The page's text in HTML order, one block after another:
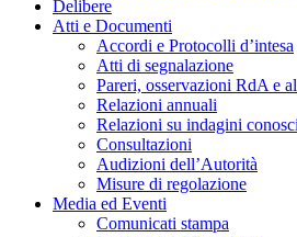
Delibere
Atti e Documenti
Accordi e Protocolli d’intesa
Atti di segnalazione
Pareri, osservazioni RdA e
Relazioni annuali
Relazioni su indagini
Consultazioni
Audizioni dell’Autorità
Misure di regolazione
Media ed Eventi
Comunicati stampa